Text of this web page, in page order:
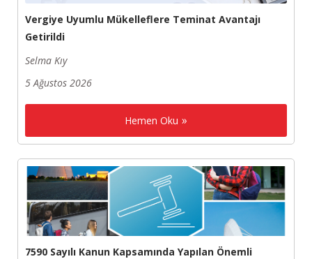
Vergiye Uyumlu Mükelleflere Teminat Avantajı
Getirildi
Selma Kıy
5 Ağustos 2026
Hemen Oku
7590 Sayılı Kanun Kapsamında Yapılan Önemli